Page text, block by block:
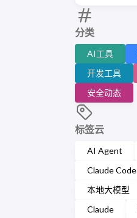
分类
AI工具
开发工具
安全动态
标签云
AI Agent
Claude Code
本地大模型
Claude